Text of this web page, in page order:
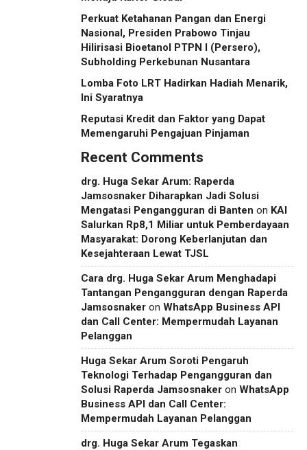
Perkuat Ketahanan Pangan dan Energi
Nasional, Presiden Prabowo Tinjau
Hilirisasi Bioetanol PTPN I (Persero),
Subholding Perkebunan Nusantara
Lomba Foto LRT Hadirkan Hadiah Menarik,
Ini Syaratnya
Reputasi Kredit dan Faktor yang Dapat
Memengaruhi Pengajuan Pinjaman
Recent Comments
drg. Huga Sekar Arum: Raperda
Jamsosnaker Diharapkan Jadi Solusi
Mengatasi Pengangguran di Banten on KAI
Salurkan Rp8,1 Miliar untuk Pemberdayaan
Masyarakat: Dorong Keberlanjutan dan
Kesejahteraan Lewat TJSL
Cara drg. Huga Sekar Arum Menghadapi
Tantangan Pengangguran dengan Raperda
Jamsosnaker on WhatsApp Business API
dan Call Center: Mempermudah Layanan
Pelanggan
Huga Sekar Arum Soroti Pengaruh
Teknologi Terhadap Pengangguran dan
Solusi Raperda Jamsosnaker on WhatsApp
Business API dan Call Center:
Mempermudah Layanan Pelanggan
drg. Huga Sekar Arum Tegaskan